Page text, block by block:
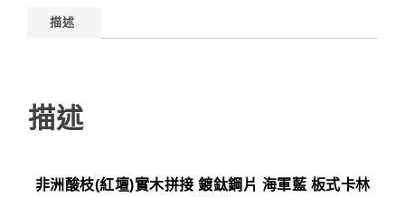
描述
描述
非洲酸枝(紅壇)實木拼接 鍍鈦鋼片 海軍藍 板式卡林